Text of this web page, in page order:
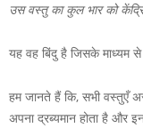
उस वस्तु का कुल भार को
यह वह बिंदु है जिसके माध्यम से
हम जानते हैं कि, सभी वस्तुएँ
अपना द्रब्यमान होता है और